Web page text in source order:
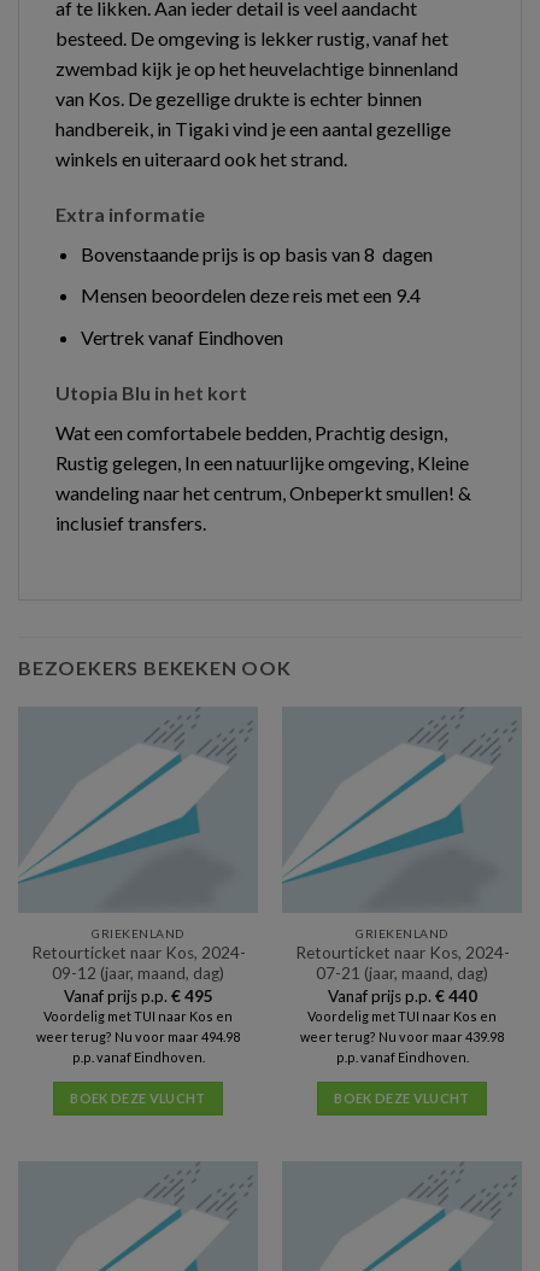
af te likken. Aan ieder detail is veel aandacht
besteed. De omgeving is lekker rustig, vanaf het
zwembad kijk je op het heuvelachtige binnenland
van Kos. De gezellige drukte is echter binnen
handbereik, in Tigaki vind je een aantal gezellige
winkels en uiteraard ook het strand.
Extra informatie
Bovenstaande prijs is op basis van 8 dagen
Mensen beoordelen deze reis met een 9.4
Vertrek vanaf Eindhoven
Utopia Blu in het kort
Wat een comfortabele bedden, Prachtig design,
Rustig gelegen, In een natuurlijke omgeving, Kleine
wandeling naar het centrum, Onbeperkt smullen! &
inclusief transfers.
BEZOEKERS BEKEKEN OOK
GRIEKENLAND
Retourticket naar Kos, 2024-
09-12 (jaar, maand, dag)
Vanaf prijs p.p. €495
Voordelig met TUI naar Kos en
weer terug? Nu voor maar 494.98
p.p. vanaf Eindhoven.
BOEK DEZE VLUCHT
GRIEKENLAND
Retourticket naar Kos, 2024-
07-21 (jaar, maand, dag)
Vanaf prijs p.p. €440
Voordelig met TUI naar Kos en
weer terug? Nu voor maar 439.98
p.p. vanaf Eindhoven.
BOEK DEZE VLUCHT